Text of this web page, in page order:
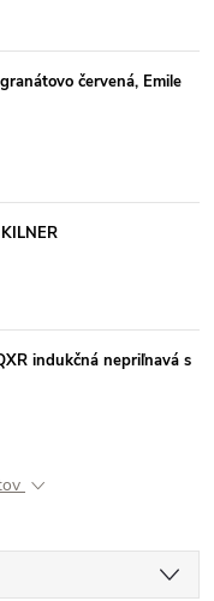
červená, Emile
indukčná nepriľnavá s